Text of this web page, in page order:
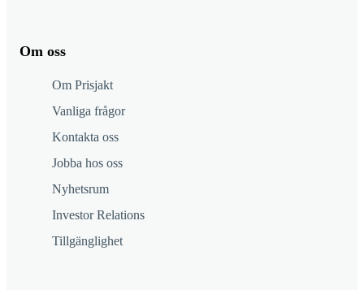
Om oss
Om Prisjakt
Vanliga frågor
Kontakta oss
Jobba hos oss
Nyhetsrum
Investor Relations
Tillgänglighet